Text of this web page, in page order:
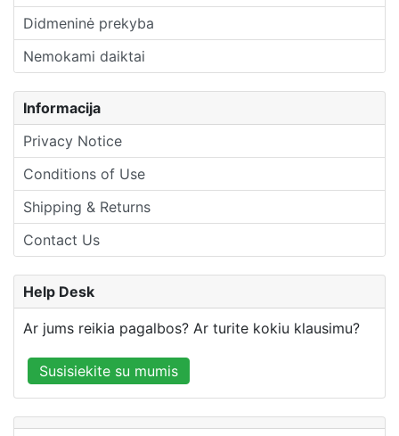
Didmeninė prekyba
Nemokami daiktai
Informacija
Privacy Notice
Conditions of Use
Shipping & Returns
Contact Us
Help Desk
Ar jums reikia pagalbos? Ar turite kokiu klausimu?
Susisiekite su mumis